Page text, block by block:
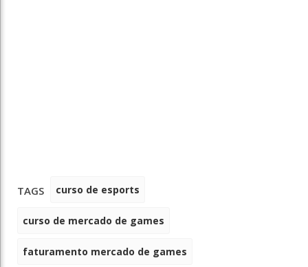
TAGS curso de esports
curso de mercado de games
faturamento mercado de games